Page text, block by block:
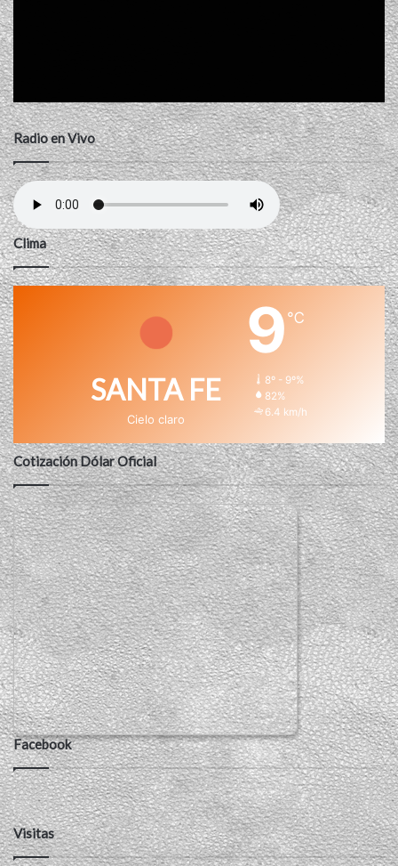
Radio en Vivo
Clima
SANTA FE
Cielo claro
9℃
8º - 9º%
82%
6.4 km/h
Cotización Dólar Oficial
Facebook
Visitas